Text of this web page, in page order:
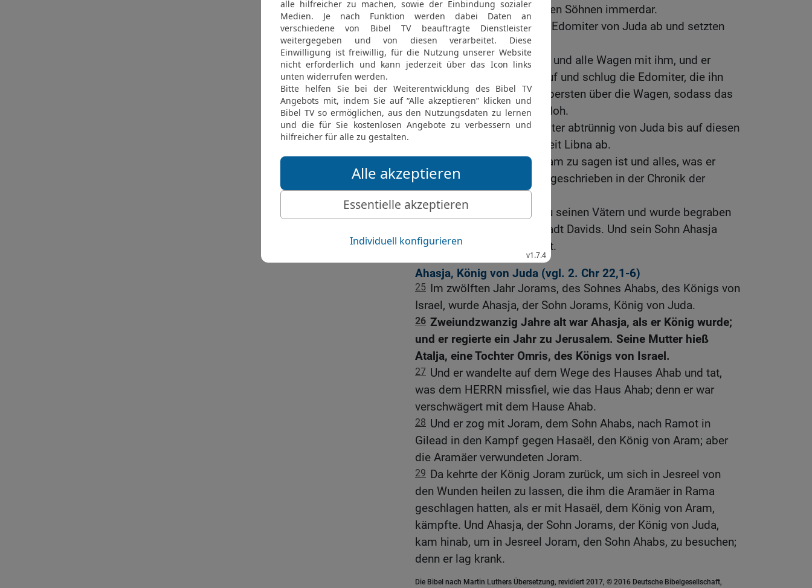
Leuchte zu geben und seinen Söhnen immerdar.
20 Zu seiner Zeit fielen die Edomiter von Juda ab und setzten
einen König über sich.
21 Da zog Joram nach Zaïr und alle Wagen mit ihm, und er
machte sich des Nachts auf und schlug die Edomiter, die ihn
umringt hatten, dazu die Obersten über die Wagen, sodass das
Volk in seine Wohnungen floh.
22 Doch blieben die Edomiter abtrünnig von Juda bis auf diesen
Tag. Auch fiel zur selben Zeit Libna ab.
23
Was aber mehr von Joram zu sagen ist und alles, was er
getan hat, siehe, das steht geschrieben in der Chronik der
Könige von Juda.
24 Und Joram legte sich zu seinen Vätern und wurde begraben
bei seinen Vätern in der Stadt Davids. Und sein Sohn Ahasja
wurde König an seiner statt.
Ahasja, König von Juda (vgl. 2. Chr 22,1-6)
25 Im zwölften Jahr Jorams, des Sohnes Ahabs, des Königs von
Israel, wurde Ahasja, der Sohn Jorams, König von Juda.
26 Zweiundzwanzig Jahre alt war Ahasja, als er König wurde;
und er regierte ein Jahr zu Jerusalem. Seine Mutter hieß
Atalja, eine Tochter Omris, des Königs von Israel.
27 Und er wandelte auf dem Wege des Hauses Ahab und tat,
was dem HERRN missfiel, wie das Haus Ahab; denn er war
verschwägert mit dem Hause Ahab.
28 Und er zog mit Joram, dem Sohn Ahabs, nach Ramot in
Gilead in den Kampf gegen Hasaël, den König von Aram; aber
die Aramäer verwundeten Joram.
29 Da kehrte der König Joram zurück, um sich in Jesreel von
den Wunden heilen zu lassen, die ihm die Aramäer in Rama
geschlagen hatten, als er mit Hasaël, dem König von Aram,
kämpfte. Und Ahasja, der Sohn Jorams, der König von Juda,
kam hinab, um in Jesreel Joram, den Sohn Ahabs, zu besuchen;
denn er lag krank.
Die Bibel nach Martin Luthers Übersetzung, revidiert 2017, © 2016 Deutsche Bibelgesellschaft,